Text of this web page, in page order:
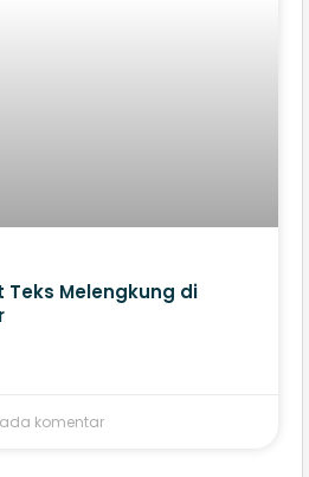
Teks Melengkung di
komentar